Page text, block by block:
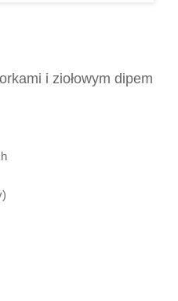
i ziołowym dipem